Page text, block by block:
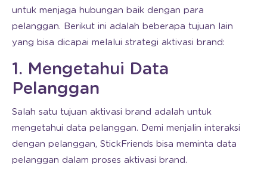
untuk menjaga hubungan baik dengan para
pelanggan. Berikut ini adalah beberapa tujuan lain
yang bisa dicapai melalui strategi aktivasi brand:
1. Mengetahui Data
Pelanggan
Salah satu tujuan aktivasi brand adalah untuk
mengetahui data pelanggan. Demi menjalin interaksi
dengan pelanggan, StickFriends bisa meminta data
pelanggan dalam proses aktivasi brand.